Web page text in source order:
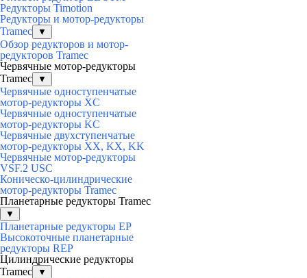
Редукторы Timotion
Редукторы и мотор-редукторы
Tramec
▼
Обзор редукторов и мотор-
редукторов Tramec
Червячные мотор-редукторы
Tramec
▼
Червячные одноступенчатые
мотор-редукторы XC
Червячные одноступенчатые
мотор-редукторы KC
Червячные двухступенчатые
мотор-редукторы XX, KX, KK
Червячные мотор-редукторы
VSF.2 USC
Коническо-цилиндрические
мотор-редукторы Tramec
Планетарные редукторы Tramec
▼
Планетарные редукторы EP
Высокоточные планетарные
редукторы REP
Цилиндрические редукторы
Tramec
▼